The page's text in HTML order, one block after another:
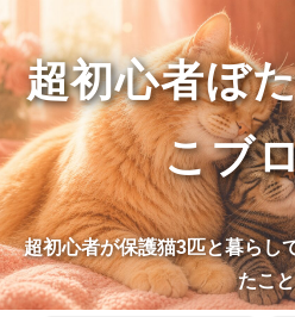
超初心者ぼ
こブ
超初心者が保護猫3匹と暮らし
たこと